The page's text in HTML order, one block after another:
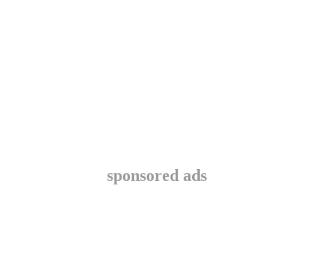
sponsored ads